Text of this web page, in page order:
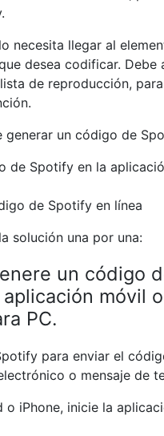
necesita llegar al
desea codificar. Debe
de reproducción,
generar un código de
de Spotify en la
de Spotify en línea
solución una por una:
un código
móvil
PC.
para enviar el
o mensaje de
o iPhone, inicie la